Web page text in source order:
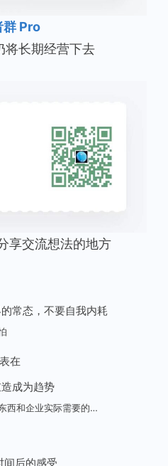
群 Pro
将长期经营下去
享交流想法的地方
常态，不要自我内耗
在
成为趋势
西和企业实际需要的…
间后的感受